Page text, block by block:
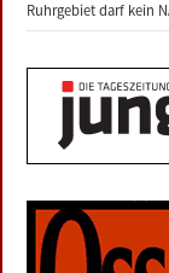
Ruhrgebiet darf kein